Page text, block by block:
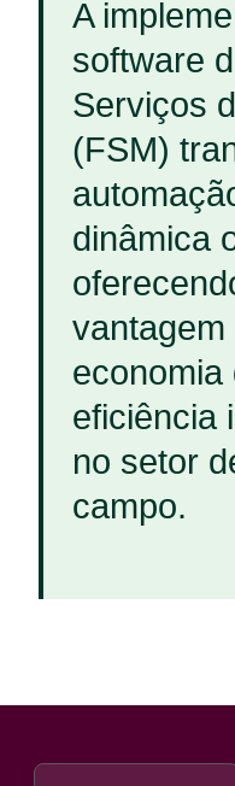
A
software
Serviços
(FSM)
dinâmica
vantagem
economia
eficiência
no setor
campo.